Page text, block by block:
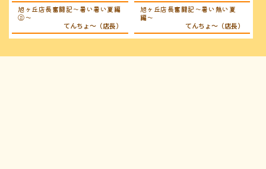
旭ヶ丘店長奮闘記〜暑い暑い夏編
②〜
てんちょ〜（店長）
旭ヶ丘店長奮闘記〜暑い熱い夏
編〜
てんちょ〜（店長）